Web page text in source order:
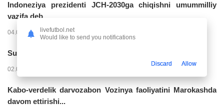
Indoneziya prezidenti JCH-2030ga chiqishni umummilliy
vazifa deb...
04.08.2026 02:11 14283
Superliga. “Buxoro” - “Lokomotiv”...
02.08.2026 03:08
Kabo-verdelik darvozabon Vozinya faoliyatini Marokashda
davom ettirishi...
livefutbol.net
Would like to send you notifications
Discard Allow